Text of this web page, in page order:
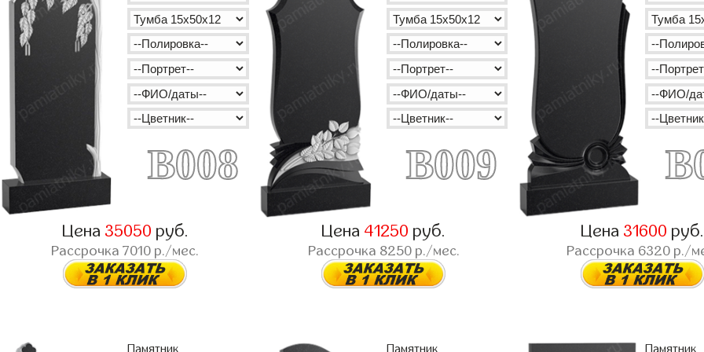
B008
Цена 35050 руб.
Рассрочка7010 р./мес.
B009
Цена 41250 руб.
Рассрочка 8250р./мес.
Цена 31600 руб.
Рассрочка 6320 р./
Памятник Памятник Памятник